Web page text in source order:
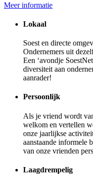
Meer informatie
Lokaal
Soest en directe
Ondernemers uit
Een ‘avondje
diversiteit aan
aanrader!
Persoonlijk
Als je vriend wordt
welkom en vertellen
onze jaarlijkse
aanstaande informele
van onze vrienden
Laagdrempelig